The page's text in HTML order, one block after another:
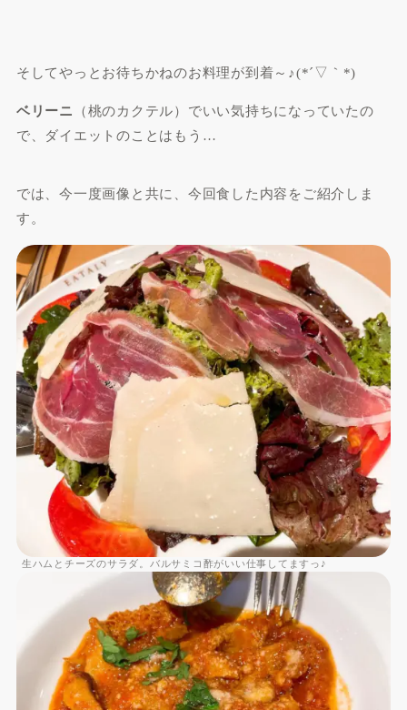
そしてやっとお待ちかねのお料理が到着～♪(*´▽｀*)
ベリーニ
（桃のカクテル）でいい気持ちになっていたの
で、ダイエットのことはもう…
では、今一度画像と共に、今回食した内容をご紹介しま
す。
生ハムとチーズのサラダ。バルサミコ酢がいい仕事してますっ♪